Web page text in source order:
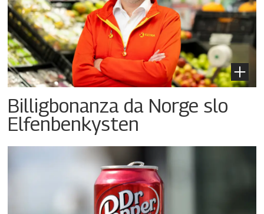
Billigbonanza da Norge slo
Elfenbenkysten